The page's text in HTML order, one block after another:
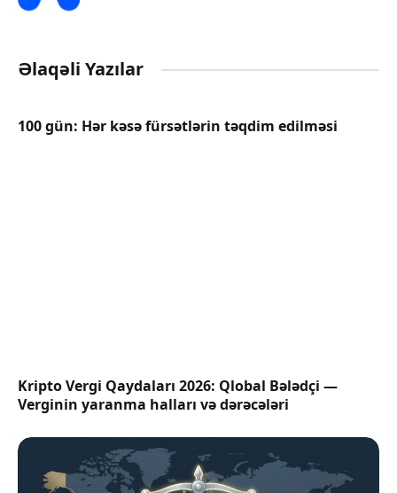
Əlaqəli Yazılar
100 gün: Hər kəsə fürsətlərin təqdim edilməsi
Kripto Vergi Qaydaları 2026: Qlobal Bələdçi —
Verginin yaranma halları və dərəcələri